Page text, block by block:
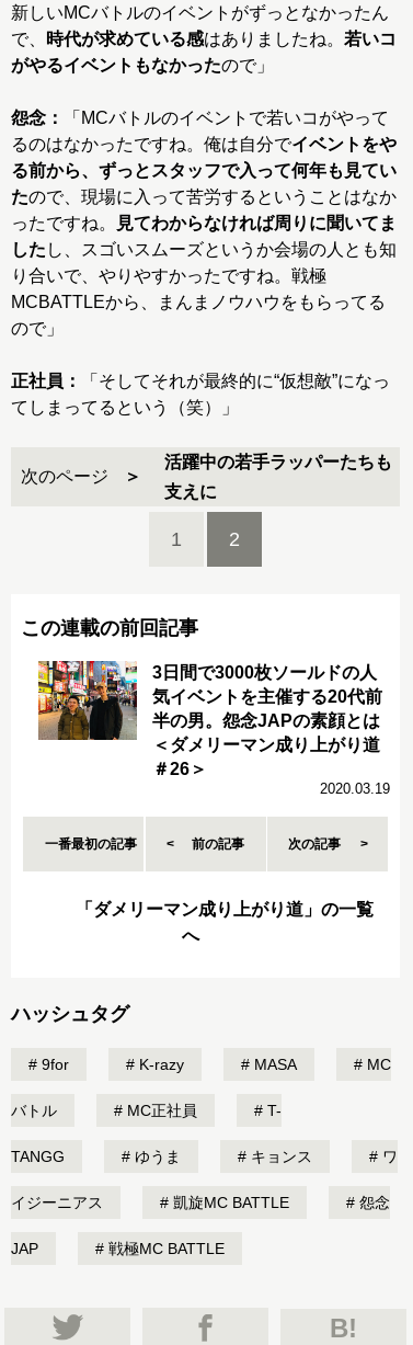
新しいMCバトルのイベントがずっとなかったん
で、
時代が求めている感はありましたね。 若いコ
がやるイベントもなかったので」
怨念：
「MCバトルのイベントで若いコがやって
るのはなかったですね。俺は自分でイベントをや
る前から、ずっとスタッフで入って何年も見てい
たので、現場に入って苦労するということはなか
ったですね。
見てわからなければ周りに聞いてま
した し、スゴいスムーズというか会場の人とも知
り合いで、やりやすかったですね。戦極
MCBATTLEから、まんまノウハウをもらってる
ので」
正社員：
「そしてそれが最終的に“仮想敵”になっ
てしまってるという（笑）」
次のページ
活躍中の若手ラッパーたちも
支えに
1 2
この連載の前回記事
3日間で3000枚ソールドの人
気イベントを主催する20代前
半の男。怨念JAPの素顔とは
＜ダメリーマン成り上がり道
＃26＞
2020.03.19
一番最初の記事 前の記事 次の記事
「ダメリーマン成り上がり道」の一覧
へ
ハッシュタグ
9for K-razy MASA MC
バトル MC正社員 T-
TANGG ゆうま キョンス ワ
イジーニアス 凱旋MC BATTLE 怨念
JAP 戦極MC BATTLE
B!